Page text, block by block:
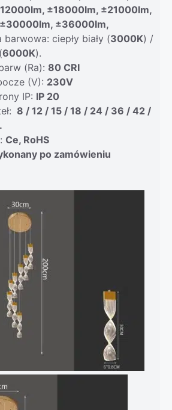
±18000lm, ±21000lm,
±36000lm,
barwowa: ciepły biały (3000K) /
6000K).
(Ra): 80 CRI
(V): 230V
IP: IP 20
8 / 12 / 15 / 18 / 24 / 36 / 42 /
Ce, RoHS
po zamówieniu